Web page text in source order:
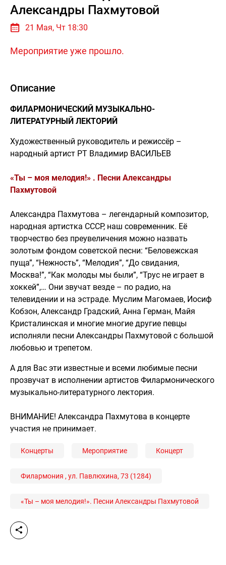
Александры Пахмутовой
21 Мая, Чт 18:30
Мероприятие уже прошло.
Описание
ФИЛАРМОНИЧЕСКИЙ МУЗЫКАЛЬНО-
ЛИТЕРАТУРНЫЙ ЛЕКТОРИЙ
Художественный руководитель и режиссёр –
народный артист РТ Владимир ВАСИЛЬЕВ
«Ты – моя мелодия!» . Песни Александры
Пахмутовой
Александра Пахмутова – легендарный композитор,
народная артистка СССР, наш современник. Её
творчество без преувеличения можно назвать
золотым фондом советской песни: “Беловежская
пуща”, “Нежность”, “Мелодия”, “До свидания,
Москва!”, “Как молоды мы были”, “Трус не играет в
хоккей”,… Они звучат везде – по радио, на
телевидении и на эстраде. Муслим Магомаев, Иосиф
Кобзон, Александр Градский, Анна Герман, Майя
Кристалинская и многие многие другие певцы
исполняли песни Александры Пахмутовой с большой
любовью и трепетом.
А для Вас эти известные и всеми любимые песни
прозвучат в исполнении артистов Филармонического
музыкально-литературного лектория.
ВНИМАНИЕ! Александра Пахмутова в концерте
участия не принимает.
Концерты Мероприятие Концерт
Филармония , ул. Павлюхина, 73 (1284)
«Ты – моя мелодия!». Песни Александры Пахмутовой